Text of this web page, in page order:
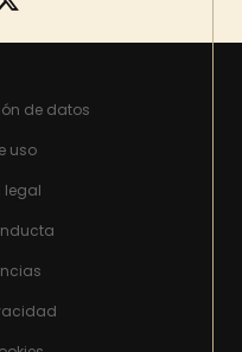
de datos
uso
legal